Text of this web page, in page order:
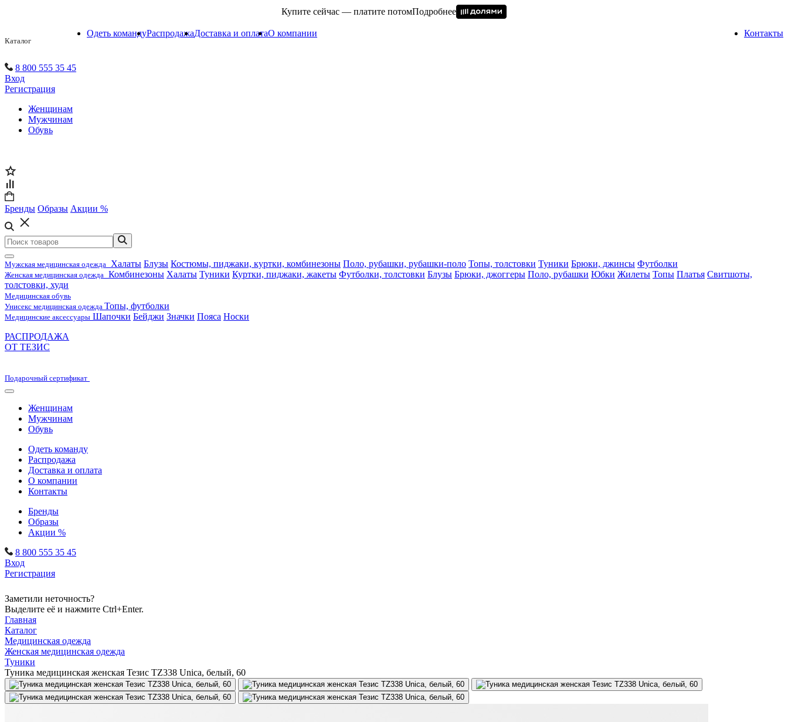
Купите сейчас — платите потомПодробнее
Каталог
Одеть командуРаспродажаДоставка и оплатаО компании Контакты
8 800 555 35 45
Вход
Регистрация
Женщинам
Мужчинам
Обувь
Бренды Образы Акции %
Мужская медицинская одежда Халаты Блузы Костюмы, пиджаки, куртки, комбинезоны Поло, рубашки, рубашки-поло Топы, толстовки Туники Брюки, джинсы Футболки
Женская медицинская одежда Комбинезоны Халаты Туники Куртки, пиджаки, жакеты Футболки, толстовки Блузы Брюки, джоггеры Поло, рубашки Юбки Жилеты Топы Платья Свитшоты,
толстовки, худи
Медицинская обувь
Унисекс медицинская одежда Топы, футболки
Медицинские аксессуары Шапочки Бейджи Значки Пояса Носки
РАСПРОДАЖА
ОТ ТЕЗИС
Подарочный сертификат
Женщинам
Мужчинам
Обувь
Одеть команду
Распродажа
Доставка и оплата
О компании
Контакты
Бренды
Образы
Акции %
8 800 555 35 45
Вход
Регистрация
Заметили неточность?
Выделите её и нажмите Ctrl+Enter.
Главная
Каталог
Медицинская одежда
Женская медицинская одежда
Туники
Туника медицинская женская Тезис TZ338 Unica, белый, 60